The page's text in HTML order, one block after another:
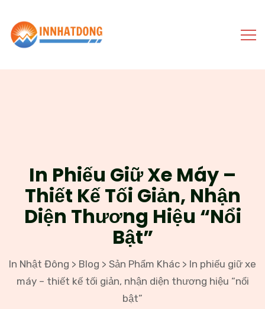
In Phiếu Giữ Xe Máy –
Thiết Kế Tối Giản, Nhận
Diện Thương Hiệu “nổi
Bật”
In Nhật Đông > Blog > Sản Phẩm Khác > In phiếu giữ xe
máy – thiết kế tối giản, nhận diện thương hiệu “nổi
bật”